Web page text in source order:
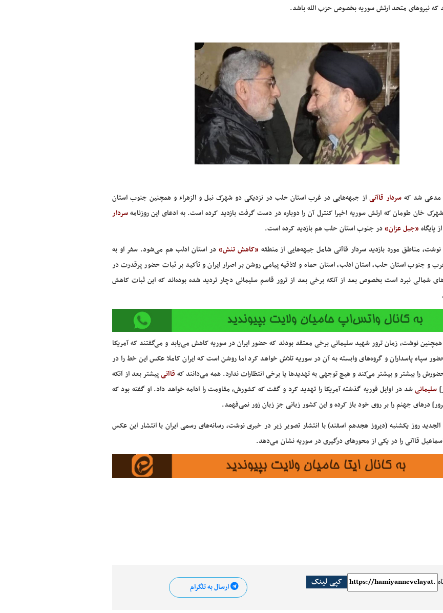
که نیروهای متحد ارتش سوریه بخصوص حزب الله باشد.
مدعی شد که سردار قاآنیاز جبهه‌هایی در غرب استان حلب در نزدیکی دو شهرک نبل و الزهراء و همچنین جنوب استان
خان طومان که ارتش سوریه اخیرا کنترل آن را دوباره در دست گرفت بازدید کرده است. به ادعای این روزنامهسردار
پایگاه «جبل عزان»در جنوب استان حلب هم بازدید کرده است.
نوشت، مناطق مورد بازدید سردار قاآنی شامل جبهه‌هایی از منطقه «کاهش تنش» در استان ادلب هم می‌شود. سفر او به
و جنوب استان حلب، استان ادلب، استان حماه و لاذقیه پیامی روشن بر اصرار ایران و تأکید بر ثبات حضور پرقدرت در
شمالی نبرد است بخصوص بعد از آنکه برخی بعد از ترور قاسم سلیمانی دچار تردید شده بوده‌اند که این ثبات کاهش
همچنین نوشت، زمان ترور شهید سلیمانی برخی معتقد بودند که حضور ایران در سوریه کاهش می‌یابد و می‌گفتند که آمریکا
سپاه پاسداران و گروه‌های وابسته به آن در سوریه تلاش خواهد کرد اما روشن است که ایران کاملا عکس این خط را در
را بیشتر و بیشتر می‌کند و هیچ توجهی به تهدیدها یا برخی انتظارات ندارد. همه می‌دانند که قاآنیپیشتر بعد از آنکه
سلیمانیشد در اوایل فوریه گذشته آمریکا را تهدید کرد و گفت که کشورش، مقاومت را ادامه خواهد داد. او گفته بود که
درهای جهنم را بر روی خود باز کرده و این کشور زبانی جز زبان زور نمی‌فهمد.
الجدید روز یکشنبه (دیروز هجدهم اسفند) با انتشار تصویر زیر در خبری نوشت، رسانه‌های رسمی ایران با انتشار این عکس
قاآنی را در یکی از محورهای درگیری در سوریه نشان می‌دهد.
کپی لینک ارسال به تلگرام